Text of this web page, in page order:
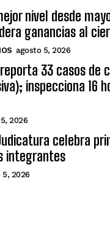
nivel desde
ganancias al
agosto 5, 2026
33 casos de
inspecciona 16
2026
celebra
integrantes
5, 2026